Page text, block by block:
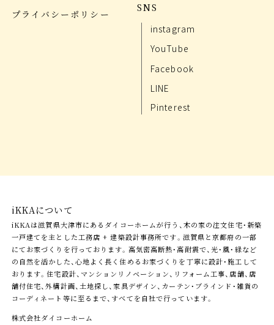
プライバシーポリシー
SNS
instagram
YouTube
Facebook
LINE
Pinterest
iKKAについて
iKKAは滋賀県大津市にあるダイコーホームが行う、木の家の注文住宅・新築
一戸建てを主とした工務店 + 建築設計事務所です。滋賀県と京都府の一部
にてお家づくりを行っております。高気密高断熱・高耐震で、光・風・緑など
の自然を活かした、心地よく長く住めるお家づくりを丁寧に設計・施工して
おります。住宅設計、マンションリノベーション、リフォーム工事、店舗、店
舗付住宅、外構計画、土地探し、家具デザイン、カーテン・ブラインド・雑貨の
コーディネート等に至るまで、すべてを自社で行っています。
株式会社ダイコーホーム